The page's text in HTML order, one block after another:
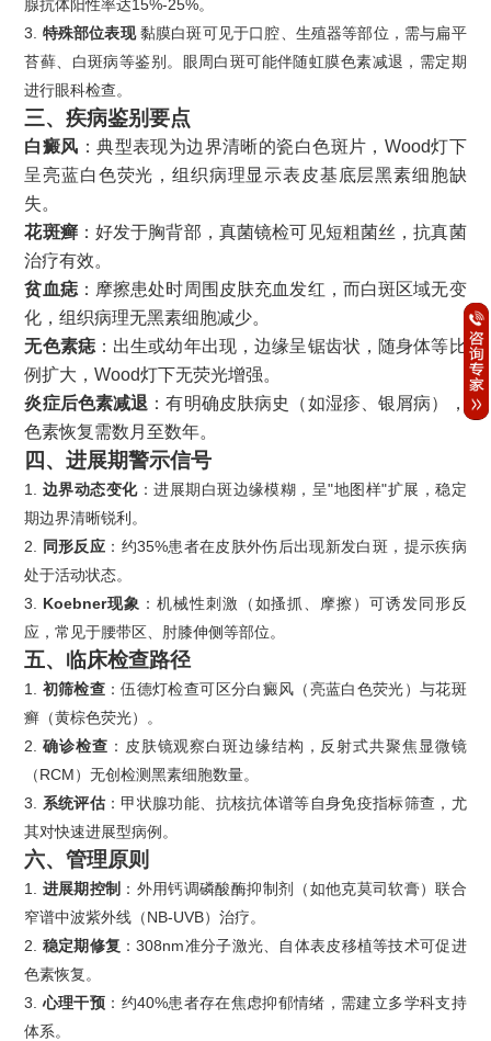
腺抗体阳性率达15%-25%。
3. 特殊部位表现黏膜白斑可见于口腔、生殖器等部位，需与扁平
苔藓、白斑病等鉴别。眼周白斑可能伴随虹膜色素减退，需定期
进行眼科检查。
三、疾病鉴别要点
白癜风 ：典型表现为边界清晰的瓷白色斑片，Wood灯下
呈亮蓝白色荧光，组织病理显示表皮基底层黑素细胞缺
失。
花斑癣：好发于胸背部，真菌镜检可见短粗菌丝，抗真菌
治疗有效。
贫血痣：摩擦患处时周围皮肤充血发红，而白斑区域无变
化，组织病理无黑素细胞减少。
无色素痣：出生或幼年出现，边缘呈锯齿状，随身体等比
例扩大，Wood灯下无荧光增强。
炎症后色素减退 ：有明确皮肤病史（如湿疹、银屑病），
色素恢复需数月至数年。
四、进展期警示信号
1. 边界动态变化：进展期白斑边缘模糊，呈"地图样"扩展，稳定
期边界清晰锐利。
2. 同形反应 ：约35%患者在皮肤外伤后出现新发白斑，提示疾病
处于活动状态。
3. Koebner现象 ：机械性刺激（如搔抓、摩擦）可诱发同形反
应，常见于腰带区、肘膝伸侧等部位。
五、 临床检查路径
1. 初筛检查 ：伍德灯检查可区分白癜风（亮蓝白色荧光）与花斑
癣（黄棕色荧光）。
2.确诊检查 ：皮肤镜观察白斑边缘结构，反射式共聚焦显微镜
（RCM）无创检测黑素细胞数量。
3. 系统评估 ：甲状腺功能、抗核抗体谱等自身免疫指标筛查，尤
其对快速进展型病例。
六、管理原则
1. 进展期控制 ：外用钙调磷酸酶抑制剂（如他克莫司软膏）联合
窄谱中波紫外线（NB-UVB）治疗。
2. 稳定期修复 ：308nm准分子激光、自体表皮移植等技术可促进
色素恢复。
3. 心理干预 ：约40%患者存在焦虑抑郁情绪，需建立多学科支持
体系。